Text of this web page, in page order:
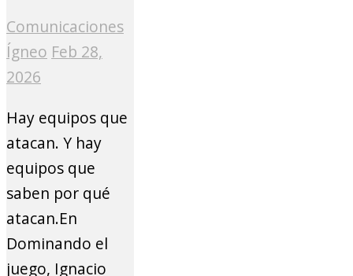
Comunicaciones
Ígneo Feb 28,
2026
Hay equipos que
atacan. Y hay
equipos que
saben por qué
atacan.En
Dominando el
juego, Ignacio